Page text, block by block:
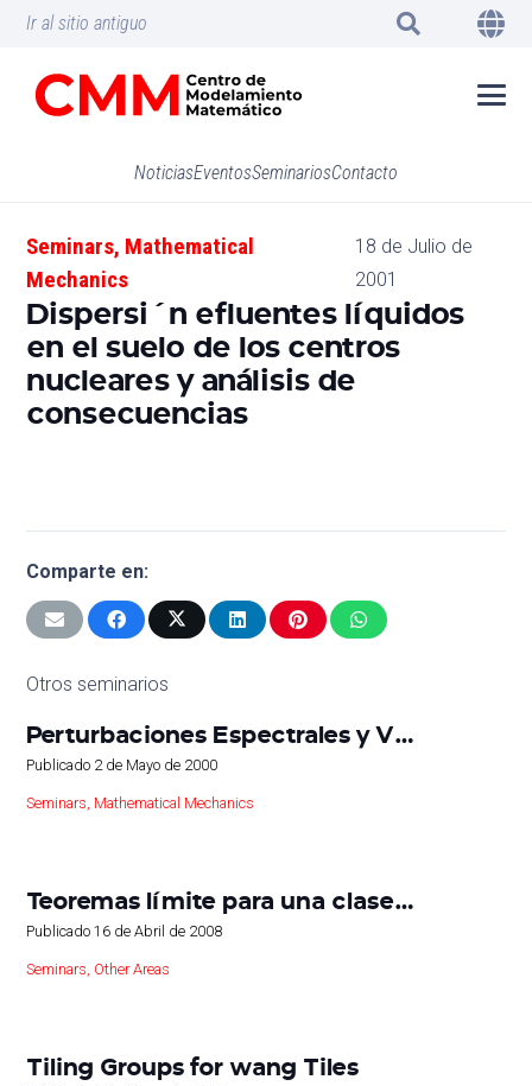
Ir al sitio antiguo
NoticiasEventosSeminariosContacto
Seminars, Mathematical
Mechanics
18 de Julio de
2001
Dispersi´n efluentes líquidos
en el suelo de los centros
nucleares y análisis de
consecuencias
Comparte en:
Otros seminarios
Perturbaciones Espectrales y V…
Publicado 2 de Mayo de 2000
Seminars Mathematical Mechanics
Teoremas límite para una clase…
Publicado16 de Abril de 2008
Seminars Other Areas
Tiling Groups for wang Tiles